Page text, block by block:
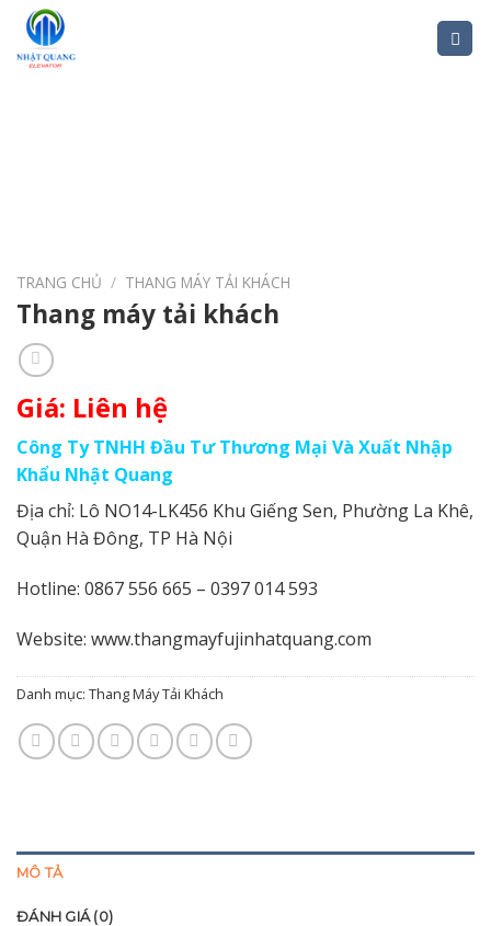
Skip
content
TRANG CHỦ / THANG MÁY TẢI KHÁCH
Thang máy tải khách
Giá: Liên hệ
Công Ty TNHH Đầu Tư Thương Mại Và Xuất Nhập
Khẩu Nhật Quang
Địa chỉ: Lô NO14-LK456 Khu Giếng Sen, Phường La Khê,
Quận Hà Đông, TP Hà Nội
Hotline: 0867 556 665 – 0397 014 593
Website: www.thangmayfujinhatquang.com
Danh mục: Thang Máy Tải Khách
MÔ TẢ
ĐÁNH GIÁ (0)